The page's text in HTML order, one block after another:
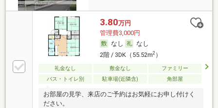
3.80万円
管理費3,000円
なし
なし
2階 / 3DK（55.52m2）
礼金なし 敷金なし
ファミリー
バス・トイレ別
駐車場(近隣含) 角部屋
お部屋の見学、来店のご予約はお気軽にお申し付けく
ださい。